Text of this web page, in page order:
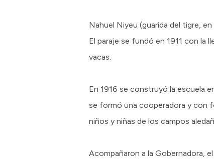
Nahuel Niyeu (guarida del tigre,
El paraje se fundó en 1911 con la
vacas.
En 1916 se construyó la escuela
se formó una cooperadora y con
niños y niñas de los campos
Acompañaron a la Gobernadora,